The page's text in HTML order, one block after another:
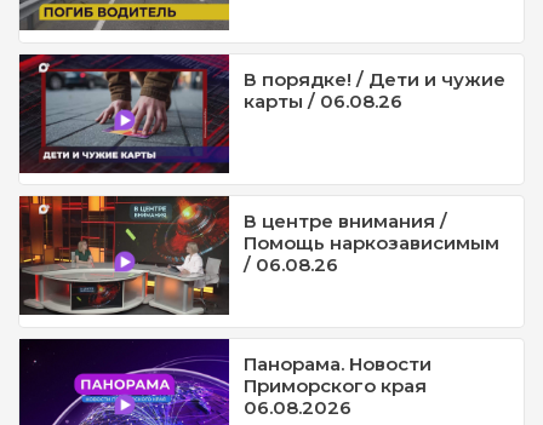
В порядке! / Дети и чужие
карты / 06.08.26
В центре внимания /
Помощь наркозависимым
/ 06.08.26
Панорама. Новости
Приморского края
06.08.2026